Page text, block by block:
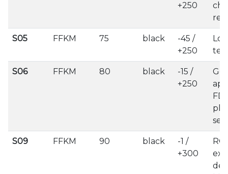
+250
S05 FFKM 75 black
-45 /
+250
S06 FFKM 80 black
-15 /
+250
S09 FFKM 90 black
-1 /
+300